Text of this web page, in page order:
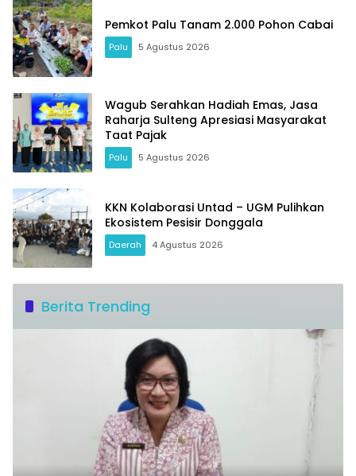
Pemkot Palu Tanam 2.000 Pohon Cabai
Palu 5 Agustus 2026
Wagub Serahkan Hadiah Emas, Jasa
Raharja Sulteng Apresiasi Masyarakat
Taat Pajak
Palu 5 Agustus 2026
KKN Kolaborasi Untad – UGM Pulihkan
Ekosistem Pesisir Donggala
Daerah 4 Agustus 2026
Berita Trending